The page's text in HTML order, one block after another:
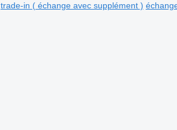
trade-in ( échange avec supplément )